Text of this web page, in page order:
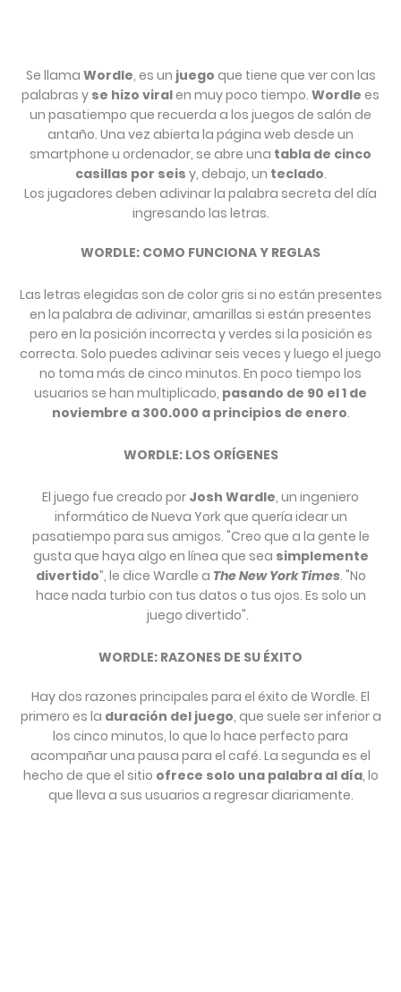
Se llama Wordle, es un juego que tiene que ver con las
palabras y se hizo viralen muy poco tiempo. Wordle es
un pasatiempo que recuerda a los juegos de salón de
antaño. Una vez abierta la página web desde un
smartphone u ordenador, se abre una tabla de cinco
casillas por seis y, debajo, un teclado.
Los jugadores deben adivinar la palabra secreta del día
ingresando las letras.
WORDLE: COMO FUNCIONA Y REGLAS
Las letras elegidas son de color gris si no están presentes
en la palabra de adivinar, amarillas si están presentes
pero en la posición incorrecta y verdes si la posición es
correcta. Solo puedes adivinar seis veces y luego el juego
no toma más de cinco minutos. En poco tiempo los
usuarios se han multiplicado, pasando de 90 el 1 de
noviembre a 300.000 a principios de enero.
WORDLE: LOS ORÍGENES
El juego fue creado por Josh Wardle, un ingeniero
informático de Nueva York que quería idear un
pasatiempo para sus amigos. "Creo que a la gente le
gusta que haya algo en línea que sea simplemente
divertido”, le dice Wardle a The New York Times. "No
hace nada turbio con tus datos o tus ojos. Es solo un
juego divertido".
WORDLE: RAZONES DE SU ÉXITO
Hay dos razones principales para el éxito de Wordle. El
primero es la duración del juego, que suele ser inferior a
los cinco minutos, lo que lo hace perfecto para
acompañar una pausa para el café. La segunda es el
hecho de que el sitio ofrece solo una palabra al día, lo
que lleva a sus usuarios a regresar diariamente.